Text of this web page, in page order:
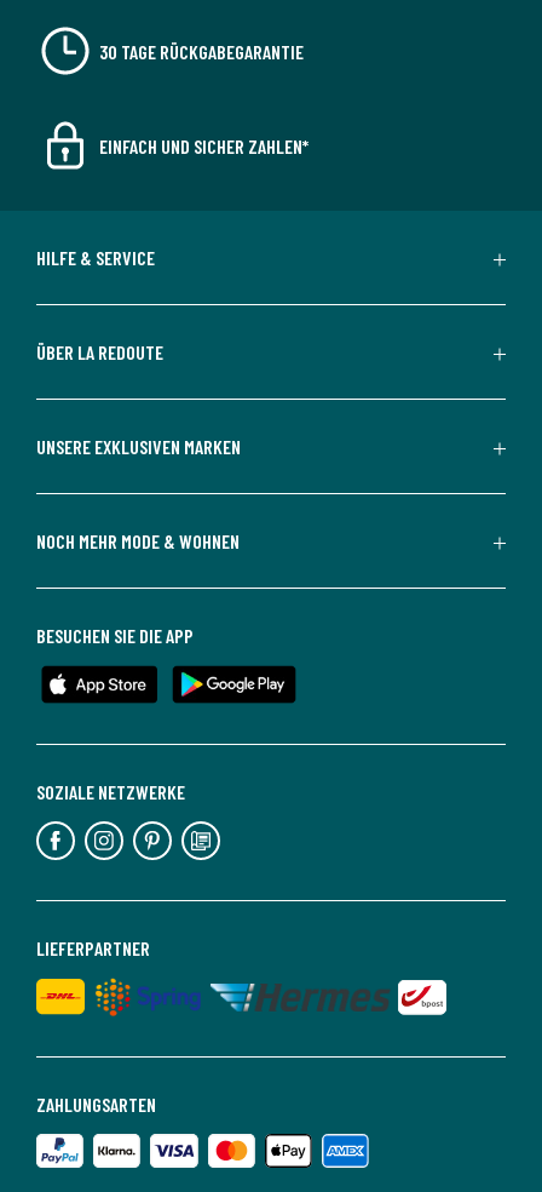
30 TAGE RÜCKGABEGARANTIE
EINFACH UND SICHER ZAHLEN*
HILFE & SERVICE
ÜBER LA REDOUTE
UNSERE EXKLUSIVEN MARKEN
NOCH MEHR MODE & WOHNEN
ZAHLUNGSARTEN
LIEFERPARTNER
SOZIALE NETZWERKE
BESUCHEN SIE DIE APP